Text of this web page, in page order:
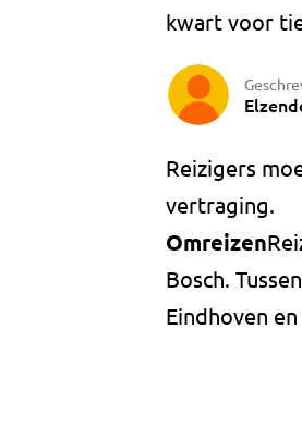
kwart voor
Reizigers
vertraging.
Omreizen
Bosch.
Eindhoven